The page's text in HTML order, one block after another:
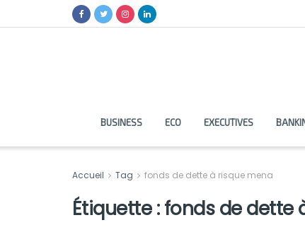
BUSINESS ECO EXECUTIVES
Accueil Tag fonds de dette à risque mena
Étiquette :fonds de dette